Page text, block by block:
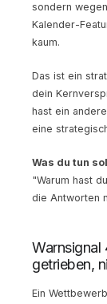
sondern
Kalender-
kaum.
Das ist ein
dein
hast ein
eine
Was du tun
"Warum hast
die Antworten
getrieben,
Ein